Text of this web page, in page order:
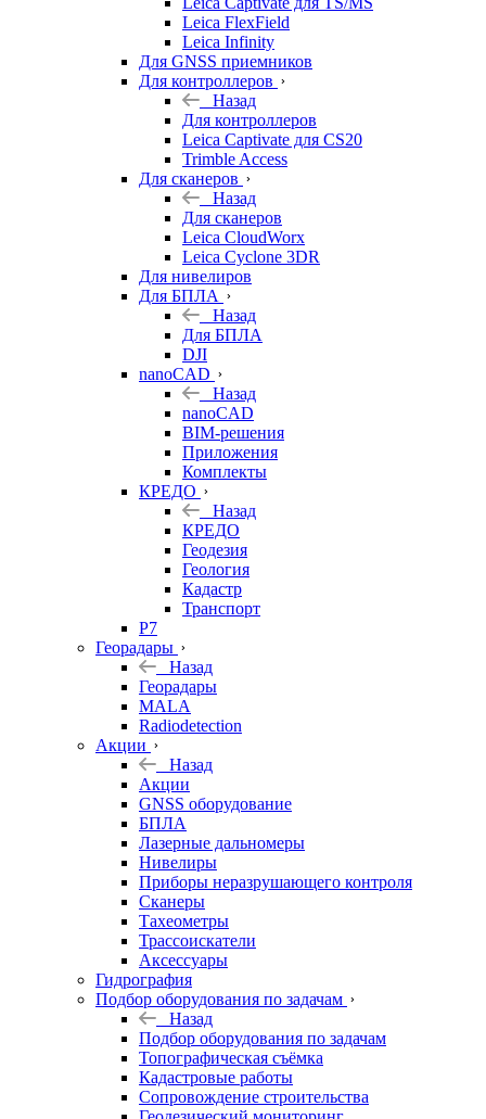
Leica FlexField
Leica Infinity
Для GNSS приемников
Для контроллеров
Назад
Для контроллеров
Leica Captivate для CS20
Trimble Access
Для сканеров
Назад
Для сканеров
Leica CloudWorx
Leica Cyclone 3DR
Для нивелиров
Для БПЛА
Назад
Для БПЛА
DJI
nanoCAD
Назад
nanoCAD
BIM-решения
Приложения
Комплекты
КРЕДО
Назад
КРЕДО
Геодезия
Геология
Кадастр
Транспорт
Р7
Георадары
Назад
Георадары
MALA
Radiodetection
Акции
Назад
Акции
GNSS оборудование
БПЛА
Лазерные дальномеры
Нивелиры
Приборы неразрушающего контроля
Сканеры
Тахеометры
Трассоискатели
Аксессуары
Гидрография
Подбор оборудования по задачам
Назад
Подбор оборудования по задачам
Топографическая съёмка
Кадастровые работы
Сопровождение строительства